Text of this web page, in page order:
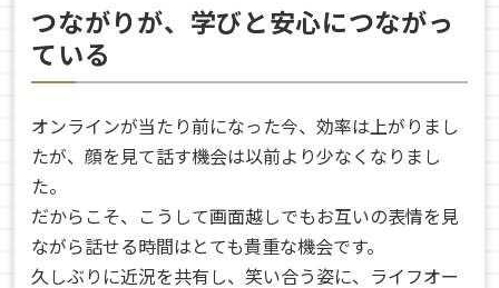
つながりが、学びと安心につながっ
ている
オンラインが当たり前になった今、効率は上がりまし
たが、顔を見て話す機会は以前より少なくなりまし
た。
だからこそ、こうして画面越しでもお互いの表情を見
ながら話せる時間はとても貴重な機会です。
久しぶりに近況を共有し、笑い合う姿に、ライフオー